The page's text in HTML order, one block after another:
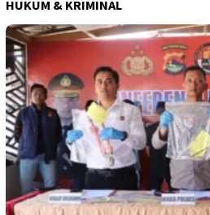
HUKUM & KRIMINAL